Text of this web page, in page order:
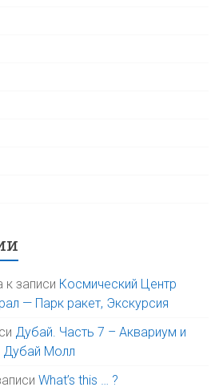
к записи Космический Центр
— Парк ракет, Экскурсия
Дубай. Часть 7 – Аквариум и
Дубай Молл
What’s this … ?